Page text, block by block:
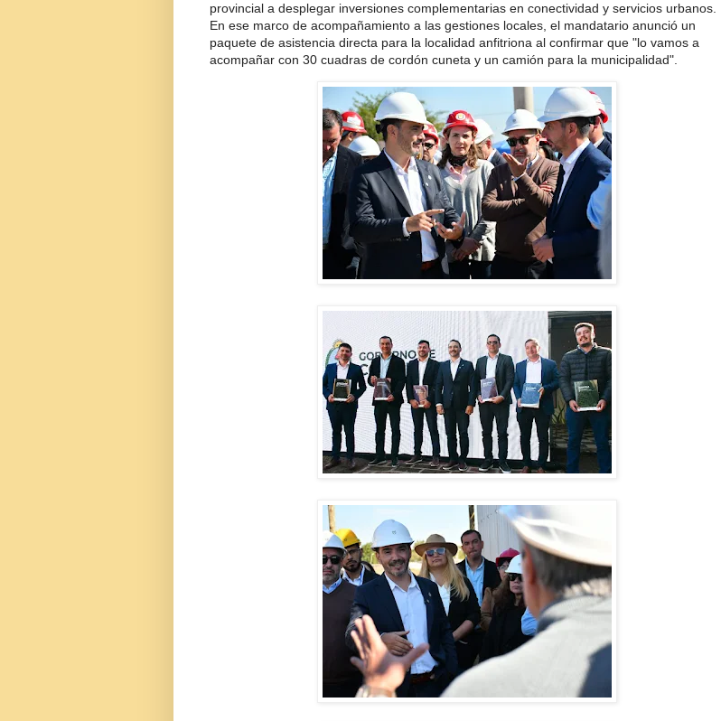
provincial a desplegar inversiones complementarias en conectividad y servicios urbanos.
En ese marco de acompañamiento a las gestiones locales, el mandatario anunció un
paquete de asistencia directa para la localidad anfitriona al confirmar que "lo vamos a
acompañar con 30 cuadras de cordón cuneta y un camión para la municipalidad".